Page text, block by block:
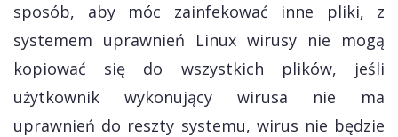
sposób, aby móc zainfekować inne pliki, z
systemem uprawnień Linux wirusy nie mogą
kopiować się do wszystkich plików, jeśli
użytkownik wykonujący wirusa nie ma
uprawnień do reszty systemu, wirus nie będzie